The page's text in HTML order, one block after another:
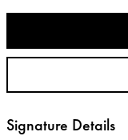
Signature Details